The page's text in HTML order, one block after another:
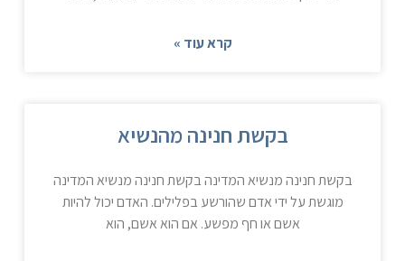
קרא עוד »
בקשת חנינה מהנשיא
בקשת חנינה מנשיא המדינה בקשת חנינה מנשיא המדינה
מוגשת על ידי אדם שהורשע בפלילים. האדם יכול להיות
אשם או חף מפשע. אם הוא אשם, הוא